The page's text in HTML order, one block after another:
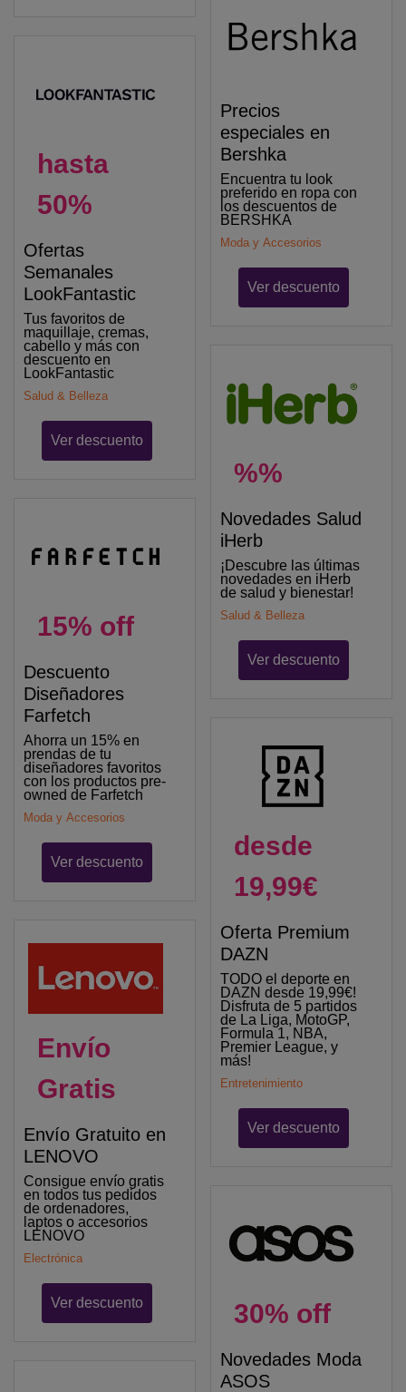
hasta
50%
Ofertas
Semanales
LookFantastic
Tus favoritos de
maquillaje, cremas,
cabello y más con
descuento en
LookFantastic
Salud & Belleza
Ver descuento
15% off
Descuento
Diseñadores
Farfetch
Ahorra un 15% en
prendas de tu
diseñadores favoritos
con los productos pre-
owned de Farfetch
Moda y Accesorios
Ver descuento
Envío
Gratis
Envío Gratuito en
LENOVO
Consigue envío gratis
en todos tus pedidos
de ordenadores,
laptos o accesorios
LENOVO
Electrónica
Ver descuento
Precios
especiales en
Bershka
Encuentra tu look
preferido en ropa con
los descuentos de
BERSHKA
Moda y Accesorios
Ver descuento
%%
Novedades Salud
iHerb
¡Descubre las últimas
novedades en iHerb
de salud y bienestar!
Salud & Belleza
Ver descuento
desde
19,99€
Oferta Premium
DAZN
TODO el deporte en
DAZN desde 19,99€!
Disfruta de 5 partidos
de La Liga, MotoGP,
Formula 1, NBA,
Premier League, y
más!
Entretenimiento
Ver descuento
30% off
Novedades Moda
ASOS